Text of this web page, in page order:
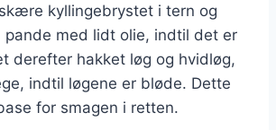
kyllingebrystet i tern og
pande med lidt olie, indtil det er
derefter hakket løg og hvidløg,
indtil løgene er bløde. Dette
for smagen i retten.